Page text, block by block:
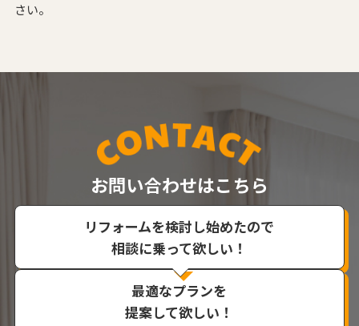
さい。
お問い合わせはこちら
リフォームを検討し始めたので
相談に乗って欲しい！
最適なプランを
提案して欲しい！